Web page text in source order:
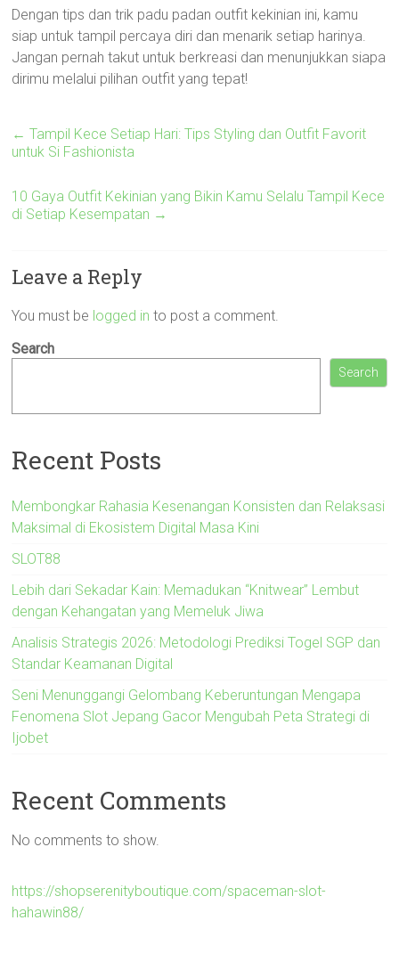
Dengan tips dan trik padu padan outfit kekinian ini, kamu
siap untuk tampil percaya diri dan menarik setiap harinya.
Jangan pernah takut untuk berkreasi dan menunjukkan siapa
dirimu melalui pilihan outfit yang tepat!
← Tampil Kece Setiap Hari: Tips Styling dan Outfit Favorit
untuk Si Fashionista
10 Gaya Outfit Kekinian yang Bikin Kamu Selalu Tampil Kece
di Setiap Kesempatan →
Leave a Reply
You must be logged in to post a comment.
Search
Search
Recent Posts
Membongkar Rahasia Kesenangan Konsisten dan Relaksasi
Maksimal di Ekosistem Digital Masa Kini
SLOT88
Lebih dari Sekadar Kain: Memadukan “Knitwear” Lembut
dengan Kehangatan yang Memeluk Jiwa
Analisis Strategis 2026: Metodologi Prediksi Togel SGP dan
Standar Keamanan Digital
Seni Menunggangi Gelombang Keberuntungan Mengapa
Fenomena Slot Jepang Gacor Mengubah Peta Strategi di
Ijobet
Recent Comments
No comments to show.
https://shopserenityboutique.com/spaceman-slot-
hahawin88/